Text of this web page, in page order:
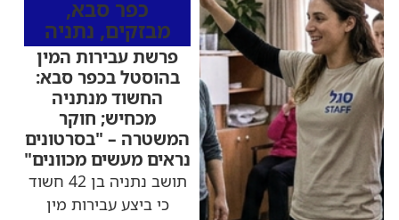
כפר סבא,
מבזקים, נתניה
פרשת עבירות המין
בהוסטל בכפר סבא:
החשוד מנתניה
מכחיש; חוקר
המשטרה – "בסרטונים
נראים מעשים מכוונים"
תושב נתניה בן 42 חשוד
כי ביצע עבירות מין